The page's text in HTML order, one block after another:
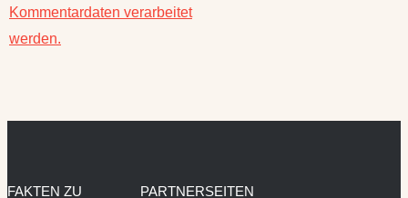
Kommentardaten verarbeitet
werden.
FAKTEN ZU
PARTNERSEITEN